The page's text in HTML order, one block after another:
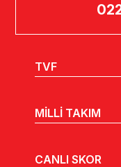
TVF
MİLLİ TAKIM
CANLI SKOR